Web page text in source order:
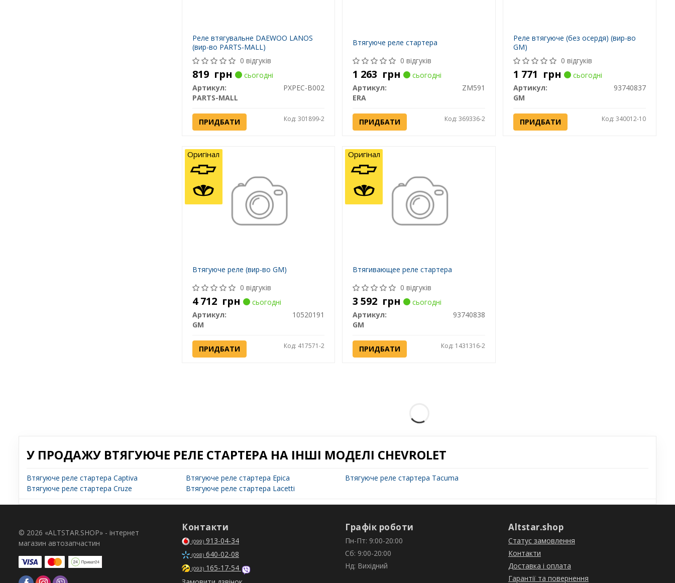
Реле втягувальне DAEWOO LANOS
(вир-во PARTS-MALL)
0 відгуків
819 грн
сьогодні
Артикул:
PXPEC-B002
PARTS-MALL
ПРИДБАТИ Код: 301899-2
Втягуюче реле стартера
0 відгуків
1 263 грн
сьогодні
Артикул:
ZM591
ERA
ПРИДБАТИ Код: 369336-2
Реле втягуюче (без осердя) (вир-во
GM)
0 відгуків
1 771 грн
сьогодні
Артикул:
93740837
GM
ПРИДБАТИ Код: 340012-10
Втягуюче реле (вир-во GM)
0 відгуків
4 712 грн
сьогодні
Артикул:
10520191
GM
ПРИДБАТИ Код: 417571-2
Оригінал
Втягивающее реле стартера
0 відгуків
3 592 грн
сьогодні
Артикул:
93740838
GM
ПРИДБАТИ Код: 1431316-2
Оригінал
У ПРОДАЖУ ВТЯГУЮЧЕ РЕЛЕ СТАРТЕРА НА ІНШІ МОДЕЛІ CHEVROLET
Втягуюче реле стартера Captiva
Втягуюче реле стартера Cruze
Втягуюче реле стартера Epica
Втягуюче реле стартера Lacetti
Втягуюче реле стартера Tacuma
© 2026 «ALTSTAR.SHOP» - інтернет
магазин автозапчастин
Контакти
(099) 913-04-34
(098) 640-02-08
(093) 165-17-54
Графік роботи
Пн-Пт: 9:00-20:00
Сб: 9:00-20:00
Нд: Вихідний
Altstar.shop
Статус замовлення
Контакти
Доставка і оплата
Гарантії та повернення